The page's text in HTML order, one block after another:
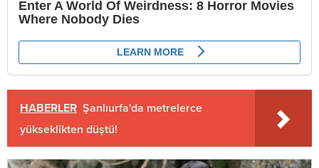
HABERLER Şanlıurfa'da metrelerce
yükseklikten düştü!